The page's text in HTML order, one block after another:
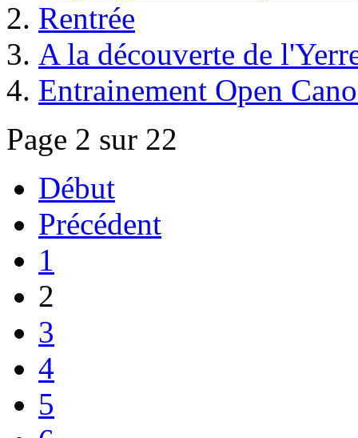
Rentrée
A la découverte de
Entrainement Open
Page 2 sur 22
Début
Précédent
1
2
3
4
5